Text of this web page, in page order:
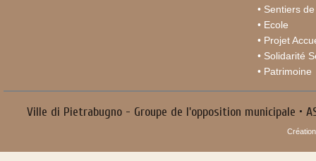
• Sentiers
• Ecole
• Projet
• Solidarité
• Patrimoine
Ville di Pietrabugno - Groupe de l'opposition municipale •